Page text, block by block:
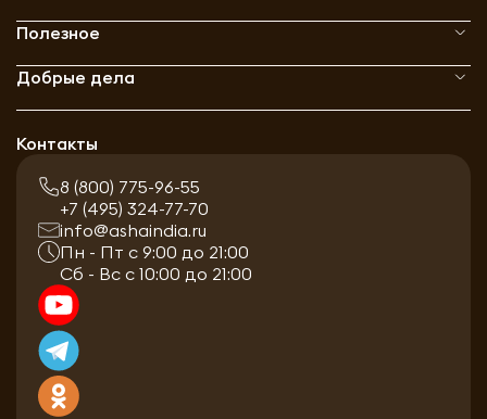
Полезное
Добрые дела
Контакты
8 (800) 775-96-55
+7 (495) 324-77-70
info@ashaindia.ru
Пн - Пт с 9:00 до 21:00
Сб - Вс с 10:00 до 21:00